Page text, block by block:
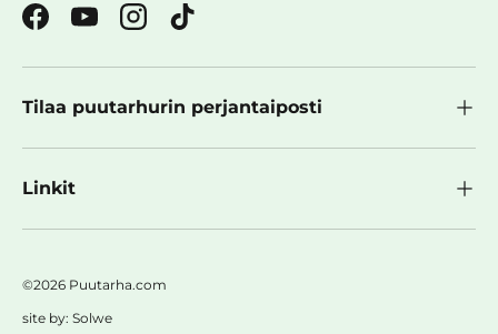
Facebook
YouTubeInstagram
TikTok
Tilaa puutarhurin perjantaiposti
Linkit
©2026 Puutarha.com
site by: Solwe